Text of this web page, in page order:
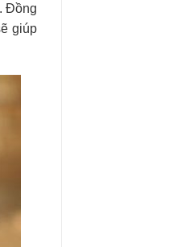
Đồng
giúp